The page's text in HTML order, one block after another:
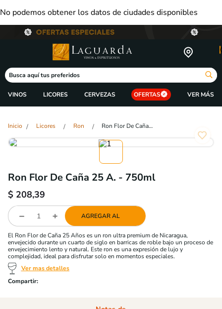
No podemos obtener los datos de ciudades disponibles
Busca aquí tus preferidos
VINOS LICORES CERVEZAS OFERTAS
Licores Ron Ron Flor De Caña 25 A. - 750ml
Ron Flor De Caña 25 A. - 750ml
$ 208,39
AGREGAR AL
El Ron Flor de Caña 25 Años es un ron ultra premium de Nicaragua,
envejecido durante un cuarto de siglo en barricas de roble bajo un proceso de
envejecimiento lento y natural. Este ron es una expresión de lujo y
complejidad, ideal para disfrutar solo en momentos especiales.
Ver mas detalles